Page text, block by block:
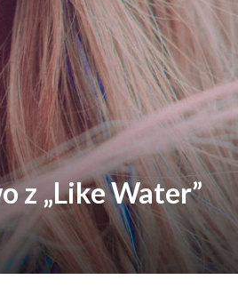
z „Like Water”